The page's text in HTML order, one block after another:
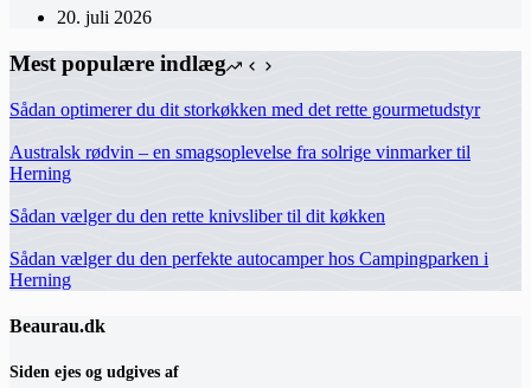
20. juli 2026
Mest populære indlæg
Sådan optimerer du dit storkøkken med det rette gourmetudstyr
Australsk rødvin – en smagsoplevelse fra solrige vinmarker til
Herning
Sådan vælger du den rette knivsliber til dit køkken
Sådan vælger du den perfekte autocamper hos Campingparken i
Herning
Beaurau.dk
Siden ejes og udgives af